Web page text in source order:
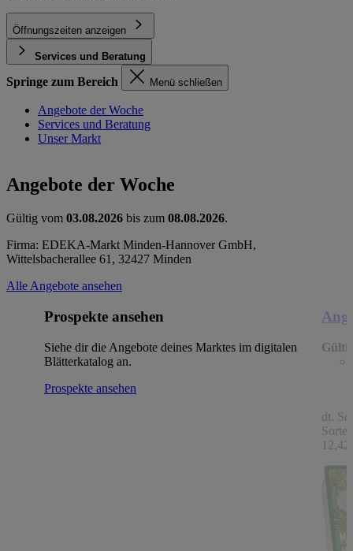
Öffnungszeiten anzeigen
Services und Beratung
Springe zum Bereich Menü schließen
Angebote der Woche
Services und Beratung
Unser Markt
Angebote der Woche
Gültig vom 03.08.2026 bis zum 08.08.2026.
Firma: EDEKA-Markt Minden-Hannover GmbH,
Wittelsbacherallee 61, 32427 Minden
Alle Angebote ansehen
Prospekte ansehen
Siehe dir die Angebote deines Marktes im digitalen
Blätterkatalog an.
Prospekte ansehen
dt.